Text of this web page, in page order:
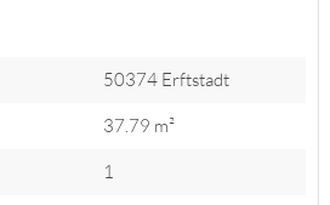
50374 Erftstadt
37.79 m²
1